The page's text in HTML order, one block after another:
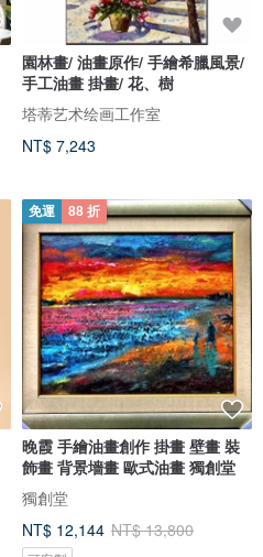
園林畫/ 油畫原作/ 手繪希臘風景/
手工油畫 掛畫/ 花、樹
塔蒂艺术绘画工作室
NT$ 7,243
免運 88 折
晚霞 手繪油畫創作 掛畫 壁畫 裝
飾畫 背景墻畫 歐式油畫 獨創堂
獨創堂
NT$ 12,144 NT$ 13,800